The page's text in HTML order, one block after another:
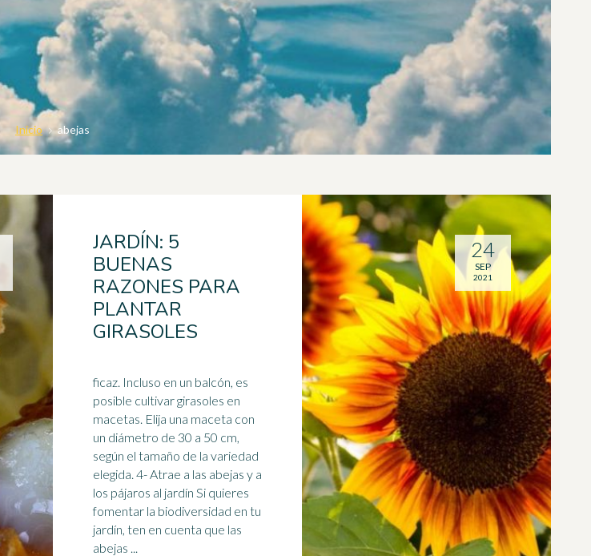
Inicio abejas
JARDÍN: 5
BUENAS
RAZONES PARA
PLANTAR
GIRASOLES
ficaz. Incluso en un balcón, es
posible cultivar girasoles en
macetas. Elija una maceta con
un diámetro de 30 a 50 cm,
según el tamaño de la variedad
elegida. 4- Atrae a las abejas y a
los pájaros al jardín Si quieres
fomentar la biodiversidad en tu
jardín, ten en cuenta que las
abejas ...
24
SEP
2021